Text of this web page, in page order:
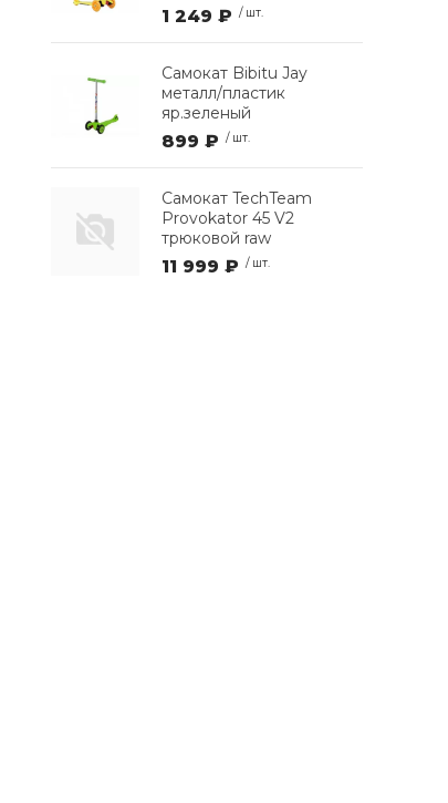
1 249 ₽ / шт.
Самокат Bibitu Jay
металл/пластик
яр.зеленый
899 ₽ / шт.
Самокат TechTeam
Provokator 45 V2
трюковой raw
11 999 ₽ / шт.